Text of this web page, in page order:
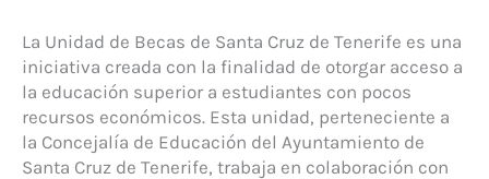
La Unidad de Becas de Santa Cruz de Tenerife es una
iniciativa creada con la finalidad de otorgar acceso a
la educación superior a estudiantes con pocos
recursos económicos. Esta unidad, perteneciente a
la Concejalía de Educación del Ayuntamiento de
Santa Cruz de Tenerife, trabaja en colaboración con